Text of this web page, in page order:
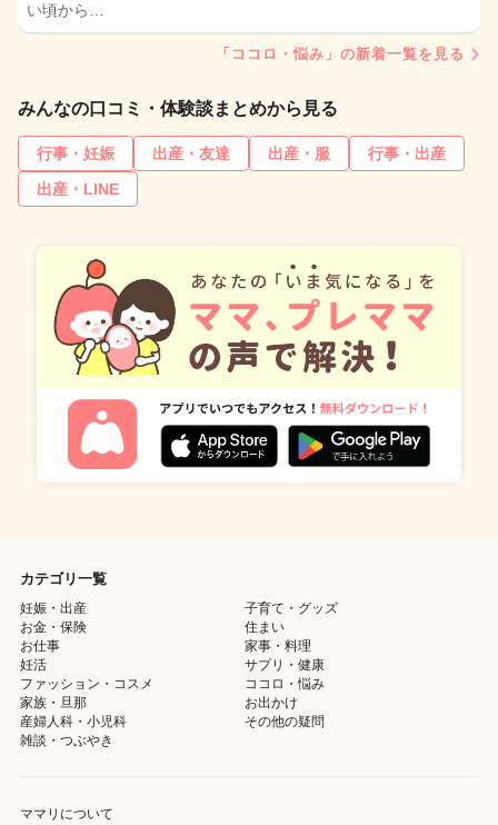
い頃から…
「ココロ・悩み」の新着一覧を見る
みんなの口コミ・体験談まとめから見る
行事・妊娠 出産・友達 出産・服
行事・出産
出産・LINE
カテゴリ一覧
妊娠・出産
子育て・グッズ
お金・保険
住まい
お仕事
家事・料理
妊活
サプリ・健康
ファッション・コスメ
ココロ・悩み
家族・旦那
お出かけ
産婦人科・小児科
その他の疑問
雑談・つぶやき
ママリについて